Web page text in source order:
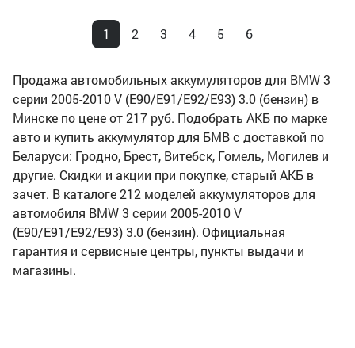
1 2 3 4 5 6
Продажа автомобильных аккумуляторов для BMW 3
серии 2005-2010 V (E90/E91/E92/E93) 3.0 (бензин) в
Минске по цене от 217 руб. Подобрать АКБ по марке
авто и купить аккумулятор для БМВ с доставкой по
Беларуси: Гродно, Брест, Витебск, Гомель, Могилев и
другие. Скидки и акции при покупке, старый АКБ в
зачет. В каталоге 212 моделей аккумуляторов для
автомобиля BMW 3 серии 2005-2010 V
(E90/E91/E92/E93) 3.0 (бензин). Официальная
гарантия и сервисные центры, пункты выдачи и
магазины.